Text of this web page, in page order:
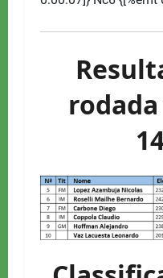
rodada